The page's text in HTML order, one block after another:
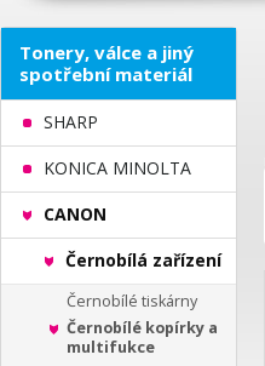
Tonery, válce a jiný
spotřební materiál
SHARP
KONICA MINOLTA
CANON
Černobílá zařízení
Černobílé tiskárny
Černobílé kopírky a
multifukce